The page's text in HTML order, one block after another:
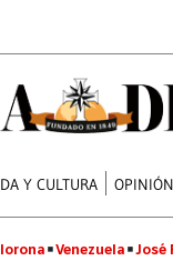
Y CULTURA OPINIÓN
Venezuela José